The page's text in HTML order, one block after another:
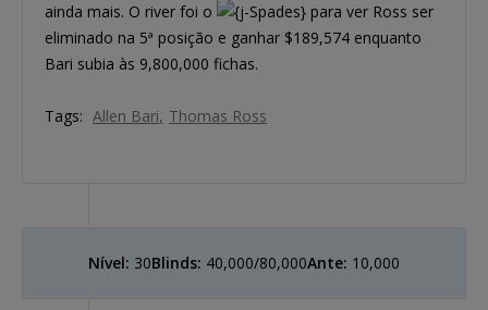
ainda mais. O river foi o
para ver Ross ser
eliminado na 5ª posição e ganhar $189,574 enquanto
Bari subia às 9,800,000 fichas.
Tags: Allen Bari Thomas Ross
Nível: 30Blinds: 40,000/80,000Ante: 10,000